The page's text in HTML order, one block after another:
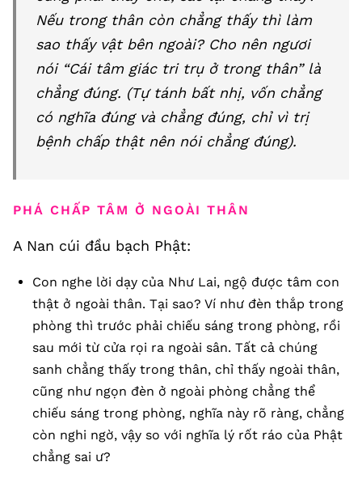
Nếu trong thân còn chẳng thấy thì làm
sao thấy vật bên ngoài? Cho nên ngươi
nói “Cái tâm giác tri trụ ở trong thân” là
chẳng đúng. (Tự tánh bất nhị, vốn chẳng
có nghĩa đúng và chẳng đúng, chỉ vì trị
bệnh chấp thật nên nói chẳng đúng).
PHÁ CHẤP TÂM Ở NGOÀI THÂN
A Nan cúi đầu bạch Phật:
Con nghe lời dạy của Như Lai, ngộ được tâm con
thật ở ngoài thân. Tại sao? Ví như đèn thắp trong
phòng thì trước phải chiếu sáng trong phòng, rồi
sau mới từ cửa rọi ra ngoài sân. Tất cả chúng
sanh chẳng thấy trong thân, chỉ thấy ngoài thân,
cũng như ngọn đèn ở ngoài phòng chẳng thể
chiếu sáng trong phòng, nghĩa này rõ ràng, chẳng
còn nghi ngờ, vậy so với nghĩa lý rốt ráo của Phật
chẳng sai ư?